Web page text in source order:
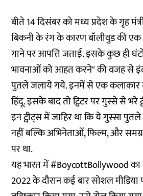
बीते 14 दिसंबर को मध्य प्रदेश के गृह
बिकनी के रंग के कारण बॉलीवुड की
गाने पर आपत्ति जताई. इसके कुछ ही
भावनाओं को आहत करने" की वजह से
पुतले जलाये गये. इनमें से एक कलाकार
हिंदू. इसके बाद तो ट्विटर पर गुस्से से
इन ट्वीट्स में जाहिर था कि ये गुस्सा
नहीं बल्कि अभिनेताओं, फिल्म, और
पर था.
यह भारत में #BoycottBollywood
2022 के दौरान कई बार सोशल मीडिया